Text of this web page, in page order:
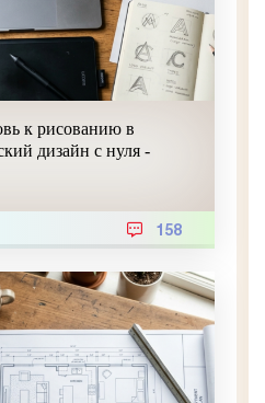
к рисованию в
дизайн с нуля -
158